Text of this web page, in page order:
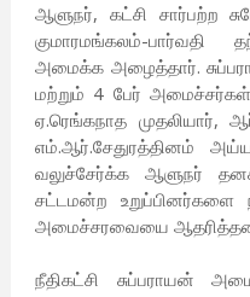
ஆளுநர், கட்சி சார்பற்ற
குமாரமங்கலம்-
அமைக்க அழைத்தார்.
மற்றும் 4 பேர்
ஏ.ரெங்கநாத முதலியார்,
எம்.ஆர்.சேதுரத்தினம்
வலுச்சேர்க்க ஆளுநர்
சட்டமன்ற உறுப்பினர்களை
அமைச்சரவையை
நீதிகட்சி சுப்பராயன்